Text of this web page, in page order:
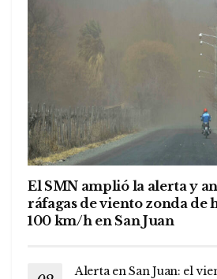
El SMN amplió la alerta y
ráfagas de viento zonda de
100 km/h en San Juan
Alerta en San Juan: el